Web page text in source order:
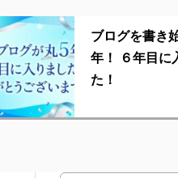
ブログを書き
年！ ６年目に
た！